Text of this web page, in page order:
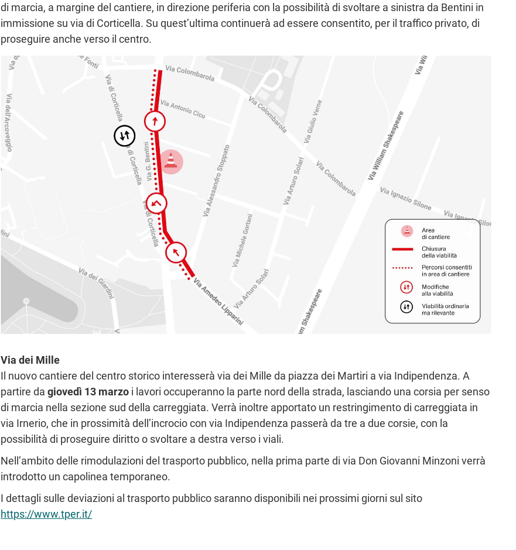
di marcia, a margine del cantiere, in direzione periferia con la possibilità di svoltare a sinistra da Bentini in
immissione su via di Corticella. Su quest’ultima continuerà ad essere consentito, per il traffico privato, di
proseguire anche verso il centro.
Via dei Mille
Il nuovo cantiere del centro storico interesserà via dei Mille da piazza dei Martiri a via Indipendenza. A
partire dagiovedì 13 marzo i lavori occuperanno la parte nord della strada, lasciando una corsia per senso
di marcia nella sezione sud della carreggiata. Verrà inoltre apportato un restringimento di carreggiata in
via Irnerio, che in prossimità dell’incrocio con via Indipendenza passerà da tre a due corsie, con la
possibilità di proseguire diritto o svoltare a destra verso i viali.
Nell’ambito delle rimodulazioni del trasporto pubblico, nella prima parte di via Don Giovanni Minzoni verrà
introdotto un capolinea temporaneo.
I dettagli sulle deviazioni al trasporto pubblico saranno disponibili nei prossimi giorni sul sito
https://www.tper.it/